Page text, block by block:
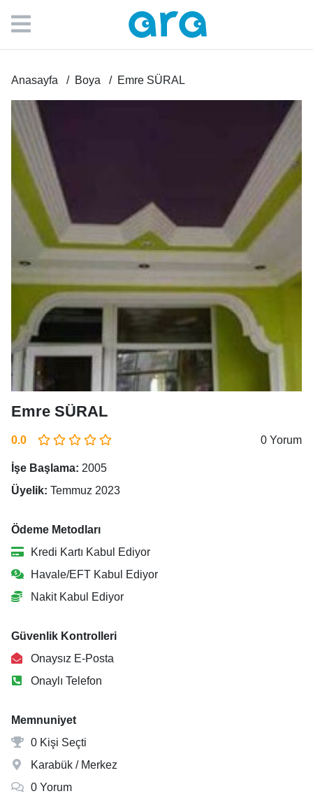
Anasayfa Boya Emre SÜRAL
Emre SÜRAL
0.0 0 Yorum
İşe Başlama: 2005
Üyelik: Temmuz 2023
Ödeme Metodları
Kredi Kartı Kabul Ediyor
Havale/EFT Kabul Ediyor
Nakit Kabul Ediyor
Güvenlik Kontrolleri
Onaysız E-Posta
Onaylı Telefon
Memnuniyet
0 Kişi Seçti
Karabük / Merkez
0 Yorum